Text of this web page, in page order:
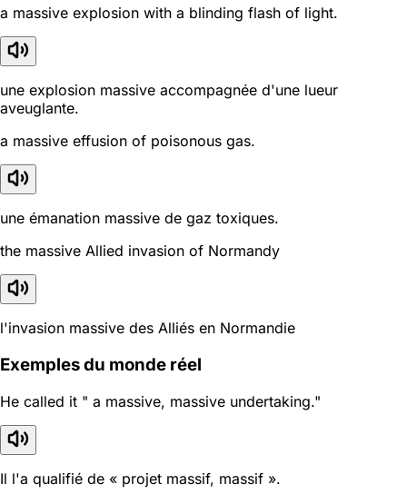
a massive explosion with a blinding flash of light.
une explosion massive accompagnée d'une lueur
aveuglante.
a massive effusion of poisonous gas.
une émanation massive de gaz toxiques.
the massive Allied invasion of Normandy
l'invasion massive des Alliés en Normandie
Exemples du monde réel
He called it " a massive, massive undertaking."
Il l'a qualifié de « projet massif, massif ».